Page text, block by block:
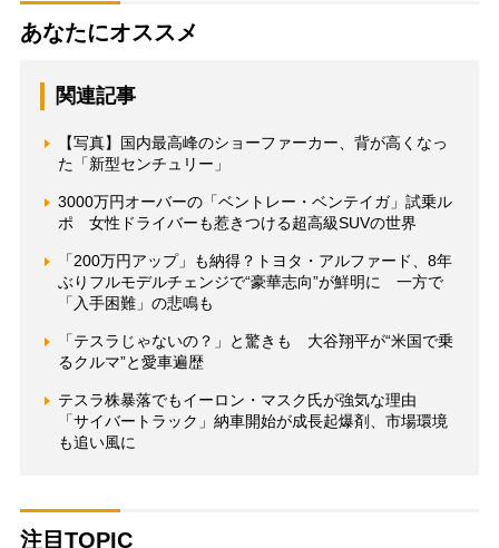
あなたにオススメ
関連記事
【写真】国内最高峰のショーファーカー、背が高くなっ
た「新型センチュリー」
3000万円オーバーの「ベントレー・ベンテイガ」試乗ル
ポ 女性ドライバーも惹きつける超高級SUVの世界
「200万円アップ」も納得？トヨタ・アルファード、8年
ぶりフルモデルチェンジで“豪華志向”が鮮明に 一方で
「入手困難」の悲鳴も
「テスラじゃないの？」と驚きも 大谷翔平が“米国で乗
るクルマ”と愛車遍歴
テスラ株暴落でもイーロン・マスク氏が強気な理由
「サイバートラック」納車開始が成長起爆剤、市場環境
も追い風に
注目TOPIC